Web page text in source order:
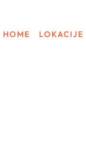
HOME LOKACIJE